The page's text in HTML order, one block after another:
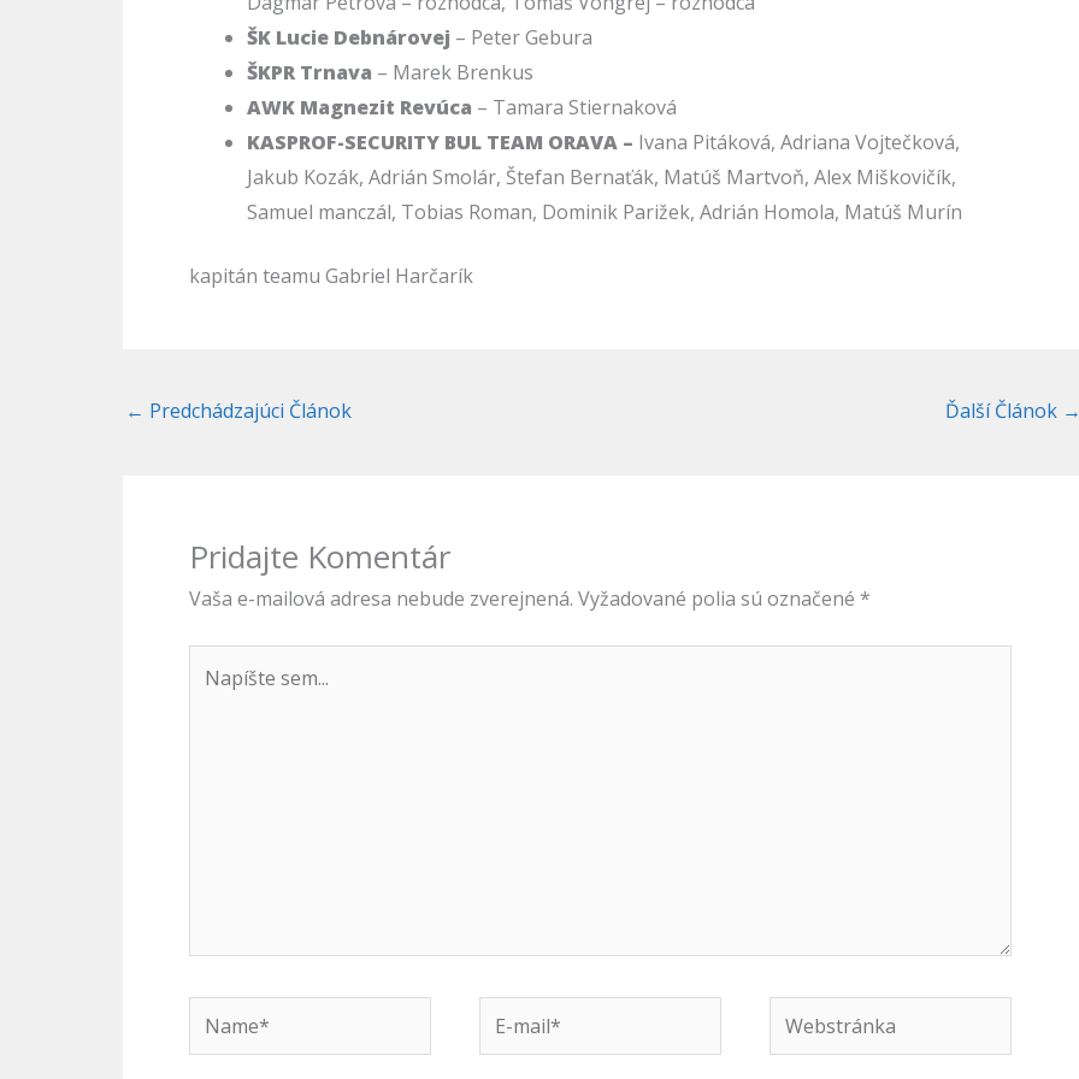
ŠK Lucie Debnárovej – Peter Gebura
ŠKPR Trnava – Marek Brenkus
AWK Magnezit Revúca – Tamara Stiernaková
KASPROF-SECURITY BUL TEAM ORAVA – Ivana Pitáková, Adriana Vojtečková,
Jakub Kozák, Adrián Smolár, Štefan Bernaťák, Matúš Martvoň, Alex Miškovičík,
Samuel manczál, Tobias Roman, Dominik Parižek, Adrián Homola, Matúš Murín
kapitán teamu Gabriel Harčarík
← Predchádzajúci Článok Ďalší Článok
Pridajte Komentár
Vaša e-mailová adresa nebude zverejnená. Vyžadované polia sú označené *
sem...
Name*
mail*
Webstránka